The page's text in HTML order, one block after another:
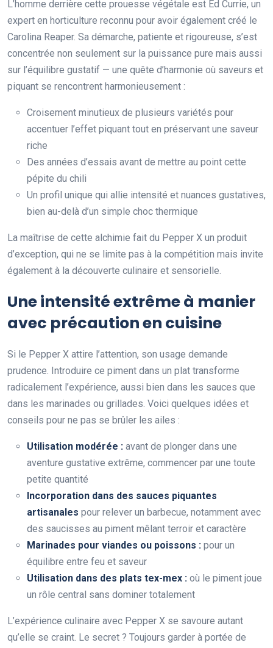
L’homme derrière cette prouesse végétale est Ed Currie, un
expert en horticulture reconnu pour avoir également créé le
Carolina Reaper. Sa démarche, patiente et rigoureuse, s’est
concentrée non seulement sur la puissance pure mais aussi
sur l’équilibre gustatif — une quête d’harmonie où saveurs et
piquant se rencontrent harmonieusement :
Croisement minutieux de plusieurs variétés pour
accentuer l’effet piquant tout en préservant une saveur
riche
Des années d’essais avant de mettre au point cette
pépite du chili
Un profil unique qui allie intensité et nuances gustatives,
bien au-delà d’un simple choc thermique
La maîtrise de cette alchimie fait du Pepper X un produit
d’exception, qui ne se limite pas à la compétition mais invite
également à la découverte culinaire et sensorielle.
Une intensité extrême à manier
avec précaution en cuisine
Si le Pepper X attire l’attention, son usage demande
prudence. Introduire ce piment dans un plat transforme
radicalement l’expérience, aussi bien dans les sauces que
dans les marinades ou grillades. Voici quelques idées et
conseils pour ne pas se brûler les ailes :
Utilisation modérée : avant de plonger dans une
aventure gustative extrême, commencer par une toute
petite quantité
Incorporation dans des sauces piquantes
artisanales pour relever un barbecue, notamment avec
des saucisses au piment mêlant terroir et caractère
Marinades pour viandes ou poissons : pour un
équilibre entre feu et saveur
Utilisation dans des plats tex-mex : où le piment joue
un rôle central sans dominer totalement
L’expérience culinaire avec Pepper X se savoure autant
qu’elle se craint. Le secret ? Toujours garder à portée de